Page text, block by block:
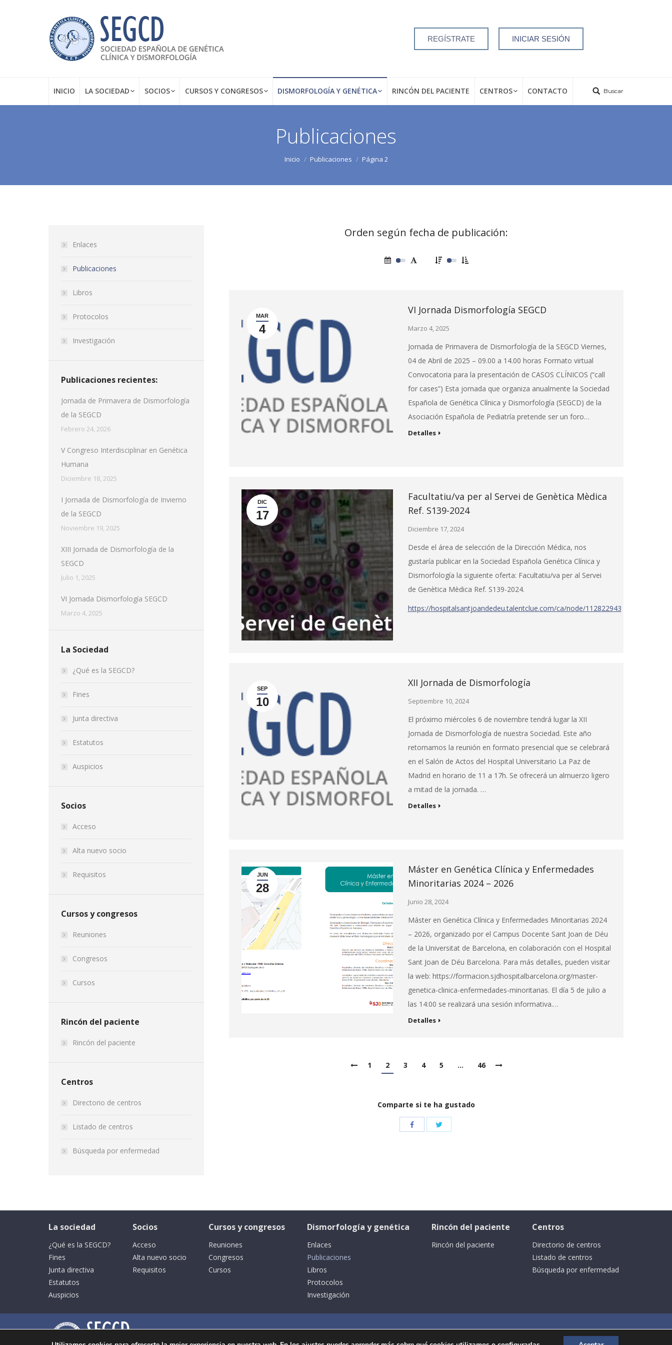
REGÍSTRATE INICIAR SESIÓN
INICIO LA SOCIEDAD SOCIOS CURSOS Y CONGRESOS DISMORFOLOGÍA Y GENÉTICA RINCÓN DEL PACIENTE CENTROS CONTACTO Buscar
Publicaciones
Inicio Publicaciones Página 2
Orden según fecha de publicación:
MAR
4
VI Jornada Dismorfología SEGCD
Marzo 4, 2025
Jornada de Primavera de Dismorfología de la SEGCD Viernes,
04 de Abril de 2025 – 09.00 a 14.00 horas Formato virtual
Convocatoria para la presentación de CASOS CLÍNICOS (“call
for cases”) Esta jornada que organiza anualmente la Sociedad
Española de Genética Clínica y Dismorfología (SEGCD) de la
Asociación Española de Pediatría pretende ser un foro…
Detalles
DIC
17
Facultatiu/va per al Servei de Genètica Mèdica
Ref. S139-2024
Diciembre 17, 2024
Desde el área de selección de la Dirección Médica, nos
gustaría publicar en la Sociedad Española Genética Clínica y
Dismorfología la siguiente oferta: Facultatiu/va per al Servei
de Genètica Mèdica Ref. S139-2024.
https://hospitalsantjoandedeu.talentclue.com/ca/node/112822943
SEP
10
XII Jornada de Dismorfología
Septiembre 10, 2024
El próximo miércoles 6 de noviembre tendrá lugar la XII
Jornada de Dismorfología de nuestra Sociedad. Este año
retomamos la reunión en formato presencial que se celebrará
en el Salón de Actos del Hospital Universitario La Paz de
Madrid en horario de 11 a 17h. Se ofrecerá un almuerzo ligero
a mitad de la jornada. …
Detalles
JUN
28
Máster en Genética Clínica y Enfermedades
Minoritarias 2024 – 2026
Junio 28, 2024
Máster en Genética Clínica y Enfermedades Minoritarias 2024
– 2026, organizado por el Campus Docente Sant Joan de Déu
de la Universitat de Barcelona, en colaboración con el Hospital
Sant Joan de Déu Barcelona. Para más detalles, pueden visitar
la web: https://formacion.sjdhospitalbarcelona.org/master-
genetica-clinica-enfermedades-minoritarias. El día 5 de julio a
las 14:00 se realizará una sesión informativa.…
Detalles
1 2 3 4 5 … 46
Comparte si te ha gustado
Enlaces
Publicaciones
Libros
Protocolos
Investigación
Publicaciones recientes:
Jornada de Primavera de Dismorfología
de la SEGCD
Febrero 24, 2026
V Congreso Interdisciplinar en Genética
Humana
Diciembre 18, 2025
I Jornada de Dismorfología de Invierno
de la SEGCD
Noviembre 19, 2025
XIII Jornada de Dismorfología de la
SEGCD
Julio 1, 2025
VI Jornada Dismorfología SEGCD
Marzo 4, 2025
La Sociedad
¿Qué es la SEGCD?
Fines
Junta directiva
Estatutos
Auspicios
Socios
Acceso
Alta nuevo socio
Requisitos
Cursos y congresos
Reuniones
Congresos
Cursos
Rincón del paciente
Rincón del paciente
Centros
Directorio de centros
Listado de centros
Búsqueda por enfermedad
La sociedad
¿Qué es la SEGCD?
Fines
Junta directiva
Estatutos
Auspicios
Socios
Acceso
Alta nuevo socio
Requisitos
Cursos y congresos
Reuniones
Congresos
Cursos
Dismorfología y genética
Enlaces
Publicaciones
Libros
Protocolos
Investigación
Rincón del paciente
Rincón del paciente
Centros
Directorio de centros
Listado de centros
Búsqueda por enfermedad
Ⓒ SEGCD Todos los derechos reservados -Aviso legal